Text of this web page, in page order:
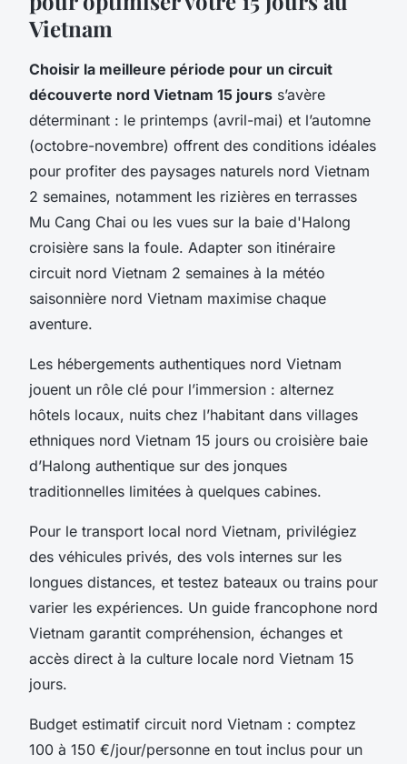
Vietnam
Choisir la meilleure période pour un circuit
découverte nord Vietnam 15 jours s’avère
déterminant : le printemps (avril-mai) et l’automne
(octobre-novembre) offrent des conditions idéales
pour profiter des paysages naturels nord Vietnam
2 semaines, notamment les rizières en terrasses
Mu Cang Chai ou les vues sur la baie d'Halong
croisière sans la foule. Adapter son itinéraire
circuit nord Vietnam 2 semaines à la météo
saisonnière nord Vietnam maximise chaque
aventure.
Les hébergements authentiques nord Vietnam
jouent un rôle clé pour l’immersion : alternez
hôtels locaux, nuits chez l’habitant dans villages
ethniques nord Vietnam 15 jours ou croisière baie
d’Halong authentique sur des jonques
traditionnelles limitées à quelques cabines.
Pour le transport local nord Vietnam, privilégiez
des véhicules privés, des vols internes sur les
longues distances, et testez bateaux ou trains pour
varier les expériences. Un guide francophone nord
Vietnam garantit compréhension, échanges et
accès direct à la culture locale nord Vietnam 15
jours.
Budget estimatif circuit nord Vietnam : comptez
100 à 150 €/jour/personne en tout inclus pour un